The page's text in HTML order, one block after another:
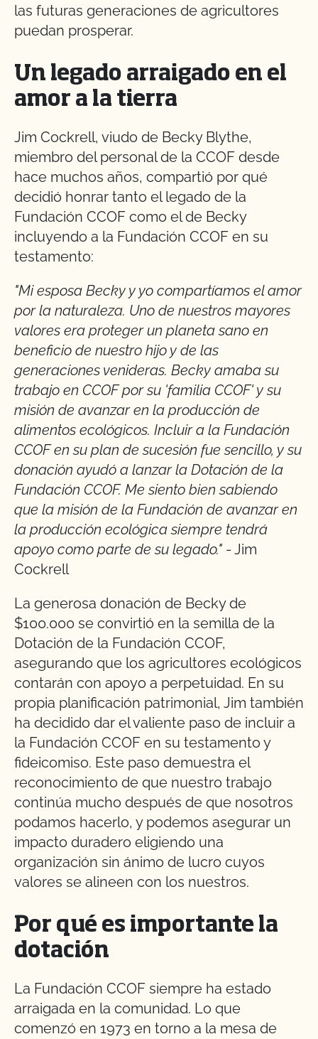
las futuras generaciones de agricultores
puedan prosperar.
Un legado arraigado en el
amor a la tierra
Jim Cockrell, viudo de Becky Blythe,
miembro del personal de la CCOF desde
hace muchos años, compartió por qué
decidió honrar tanto el legado de la
Fundación CCOF como el de Becky
incluyendo a la Fundación CCOF en su
testamento:
"Mi esposa Becky y yo compartíamos el amor
por la naturaleza. Uno de nuestros mayores
valores era proteger un planeta sano en
beneficio de nuestro hijo y de las
generaciones venideras. Becky amaba su
trabajo en CCOF por su 'familia CCOF' y su
misión de avanzar en la producción de
alimentos ecológicos. Incluir a la Fundación
CCOF en su plan de sucesión fue sencillo, y su
donación ayudó a lanzar la Dotación de la
Fundación CCOF. Me siento bien sabiendo
que la misión de la Fundación de avanzar en
la producción ecológica siempre tendrá
apoyo como parte de su legado." - Jim
Cockrell
La generosa donación de Becky de
$100.000 se convirtió en la semilla de la
Dotación de la Fundación CCOF,
asegurando que los agricultores ecológicos
contarán con apoyo a perpetuidad. En su
propia planificación patrimonial, Jim también
ha decidido dar el valiente paso de incluir a
la Fundación CCOF en su testamento y
fideicomiso. Este paso demuestra el
reconocimiento de que nuestro trabajo
continúa mucho después de que nosotros
podamos hacerlo, y podemos asegurar un
impacto duradero eligiendo una
organización sin ánimo de lucro cuyos
valores se alineen con los nuestros.
Por qué es importante la
dotación
La Fundación CCOF siempre ha estado
arraigada en la comunidad. Lo que
comenzó en 1973 en torno a la mesa de